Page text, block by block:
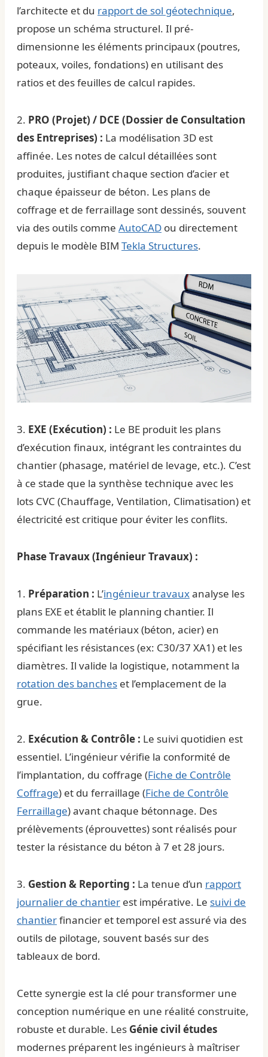
l’architecte et du rapport de sol géotechnique,
propose un schéma structurel. Il pré-
dimensionne les éléments principaux (poutres,
poteaux, voiles, fondations) en utilisant des
ratios et des feuilles de calcul rapides.
2. PRO (Projet) / DCE (Dossier de Consultation
des Entreprises) : La modélisation 3D est
affinée. Les notes de calcul détaillées sont
produites, justifiant chaque section d’acier et
chaque épaisseur de béton. Les plans de
coffrage et de ferraillage sont dessinés, souvent
via des outils comme AutoCAD ou directement
depuis le modèle BIM Tekla Structures.
3. EXE (Exécution) : Le BE produit les plans
d’exécution finaux, intégrant les contraintes du
chantier (phasage, matériel de levage, etc.). C’est
à ce stade que la synthèse technique avec les
lots CVC (Chauffage, Ventilation, Climatisation) et
électricité est critique pour éviter les conflits.
Phase Travaux (Ingénieur Travaux) :
1. Préparation : L’ingénieur travauxanalyse les
plans EXE et établit le planning chantier. Il
commande les matériaux (béton, acier) en
spécifiant les résistances (ex: C30/37 XA1) et les
diamètres. Il valide la logistique, notamment la
rotation des banches et l’emplacement de la
grue.
2. Exécution & Contrôle : Le suivi quotidien est
essentiel. L’ingénieur vérifie la conformité de
l’implantation, du coffrage (Fiche de Contrôle
Coffrage) et du ferraillage (Fiche de Contrôle
Ferraillage) avant chaque bétonnage. Des
prélèvements (éprouvettes) sont réalisés pour
tester la résistance du béton à 7 et 28 jours.
3. Gestion & Reporting : La tenue d’un rapport
journalier de chantier est impérative. Le suivi de
chantierfinancier et temporel est assuré via des
outils de pilotage, souvent basés sur des
tableaux de bord.
Cette synergie est la clé pour transformer une
conception numérique en une réalité construite,
robuste et durable. Les Génie civil études
modernes préparent les ingénieurs à maîtriser